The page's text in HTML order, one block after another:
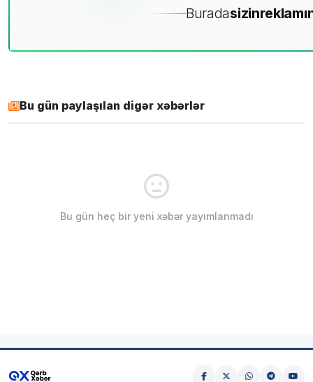
Buradasizin
Bu gün paylaşılan digər xəbərlər
Bu gün heç bir yeni xəbər yayımlanmadı